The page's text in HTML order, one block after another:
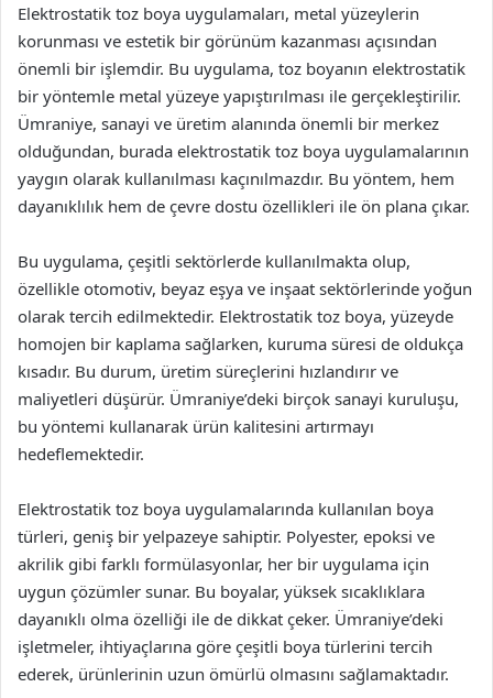
Elektrostatik toz boya uygulamaları, metal yüzeylerin
korunması ve estetik bir görünüm kazanması açısından
önemli bir işlemdir. Bu uygulama, toz boyanın elektrostatik
bir yöntemle metal yüzeye yapıştırılması ile gerçekleştirilir.
Ümraniye, sanayi ve üretim alanında önemli bir merkez
olduğundan, burada elektrostatik toz boya uygulamalarının
yaygın olarak kullanılması kaçınılmazdır. Bu yöntem, hem
dayanıklılık hem de çevre dostu özellikleri ile ön plana çıkar.
Bu uygulama, çeşitli sektörlerde kullanılmakta olup,
özellikle otomotiv, beyaz eşya ve inşaat sektörlerinde yoğun
olarak tercih edilmektedir. Elektrostatik toz boya, yüzeyde
homojen bir kaplama sağlarken, kuruma süresi de oldukça
kısadır. Bu durum, üretim süreçlerini hızlandırır ve
maliyetleri düşürür. Ümraniye’deki birçok sanayi kuruluşu,
bu yöntemi kullanarak ürün kalitesini artırmayı
hedeflemektedir.
Elektrostatik toz boya uygulamalarında kullanılan boya
türleri, geniş bir yelpazeye sahiptir. Polyester, epoksi ve
akrilik gibi farklı formülasyonlar, her bir uygulama için
uygun çözümler sunar. Bu boyalar, yüksek sıcaklıklara
dayanıklı olma özelliği ile de dikkat çeker. Ümraniye’deki
işletmeler, ihtiyaçlarına göre çeşitli boya türlerini tercih
ederek, ürünlerinin uzun ömürlü olmasını sağlamaktadır.